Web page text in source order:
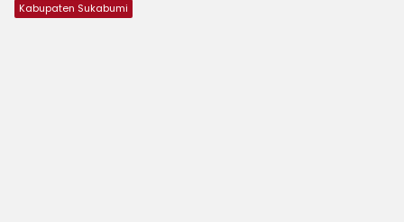
Kabupaten Sukabumi